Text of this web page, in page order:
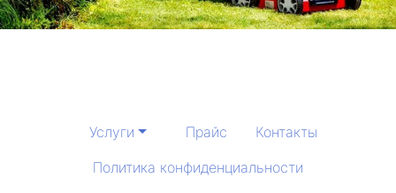
Услуги Прайс
Контакты
Политика конфиденциальности